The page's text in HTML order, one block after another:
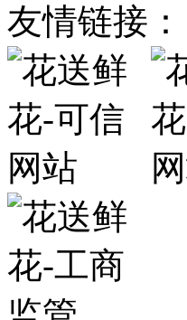
友情链接：